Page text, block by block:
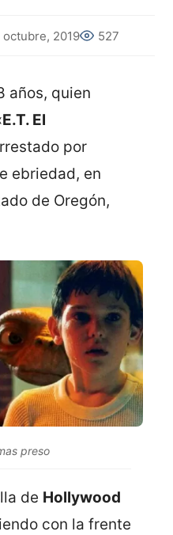
octubre, 2019 527
años, quien
E.T. El
por
ebriedad, en
de Oregón,
preso
de Hollywood
con la frente